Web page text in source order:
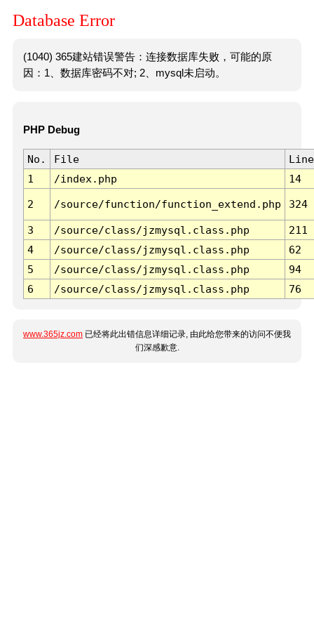
Database Error
(1040) 365建站错误警告：连接数据库失败，可能的原
因：1、数据库密码不对; 2、mysql未启动。
PHP Debug
No. File
Line
1
/index.php 14
2 /source/function/function_extend.php 324
3 /source/class/jzmysql.class.php
211
4
/source/class/jzmysql.class.php
62
5
/source/class/jzmysql.class.php
94
6
/source/class/jzmysql.class.php 76
www.365jz.com 已经将此出错信息详细记录, 由此给您带来的访问不便我
们深感歉意.